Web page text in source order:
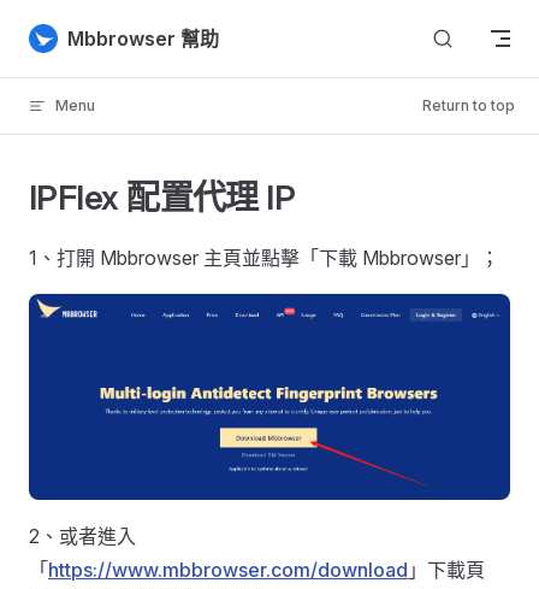
Skip to content
Mbbrowser 幫助
Menu Return to top
IPFlex 配置代理 IP
1、打開 Mbbrowser 主頁並點擊「下載 Mbbrowser」；
2、或者進入
「https://www.mbbrowser.com/download 」下載頁